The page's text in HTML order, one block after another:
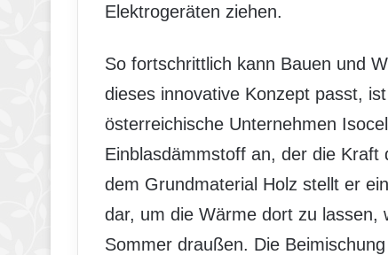
Elektrogeräten ziehen.
So fortschrittlich kann Bauen und
dieses innovative Konzept passt,
österreichische Unternehmen
Einblasdämmstoff an, der die
dem Grundmaterial Holz stellt er
dar, um die Wärme dort zu lassen,
Sommer draußen. Die